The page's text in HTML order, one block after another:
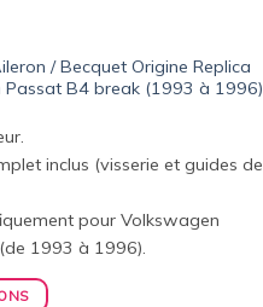
/ Becquet Origine Replica
B4 break (1993 à 1996)
inclus (visserie et guides de
pour Volkswagen
1993 à 1996).